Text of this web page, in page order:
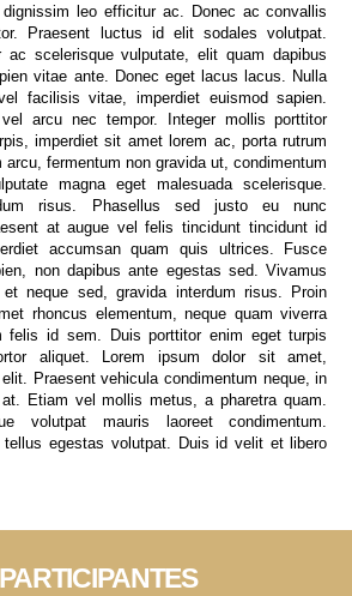
leo efficitur ac. Donec ac convallis
Praesent luctus id elit sodales volutpat.
ac scelerisque vulputate, elit quam dapibus
vitae ante. Donec eget lacus lacus. Nulla
facilisis vitae, imperdiet euismod sapien.
vel arcu nec tempor. Integer mollis porttitor
imperdiet sit amet lorem ac, porta rutrum
fermentum non gravida ut, condimentum
magna eget malesuada scelerisque.
risus. Phasellus sed justo eu nunc
at augue vel felis tincidunt tincidunt id
accumsan quam quis ultrices. Fusce
non dapibus ante egestas sed. Vivamus
neque sed, gravida interdum risus. Proin
rhoncus elementum, neque quam viverra
felis id sem. Duis porttitor enim eget turpis
aliquet. Lorem ipsum dolor sit amet,
Praesent vehicula condimentum neque, in
Etiam vel mollis metus, a pharetra quam.
volutpat mauris laoreet condimentum.
egestas volutpat. Duis id velit et libero